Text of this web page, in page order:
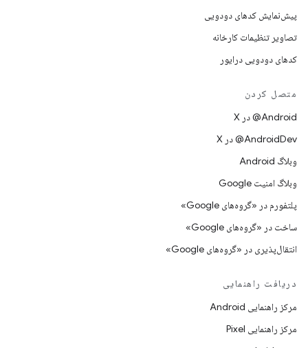
پیش‌نمایش کدهای دودویی
تصاویر تنظیمات کارخانه
کدهای دودویی درایور
متصل کردن
‫‎@Android در X
‫‎@AndroidDev در X
وبلاگ Android
وبلاگ امنیت Google
پلتفورم در «گروه‌های Google»
ساخت در «گروه‌های Google»
انتقال‌پذیری در «گروه‌های Google»
دریافت راهنمایی
مرکز راهنمایی Android
مرکز راهنمایی Pixel